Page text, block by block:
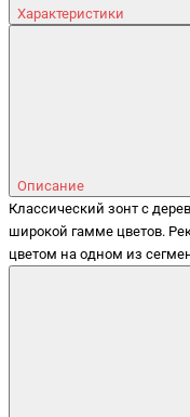
Характеристики
Описание
Классический зонт с
широкой гамме цветов.
цветом на одном из